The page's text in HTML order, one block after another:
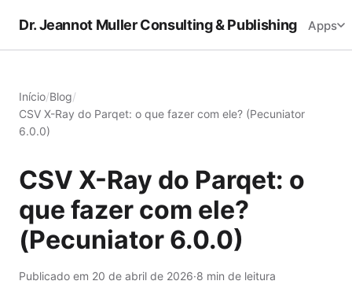
Dr. Jeannot Muller Consulting & Publishing Apps
Início/Blog/
CSV X-Ray do Parqet: o que fazer com ele? (Pecuniator
6.0.0)
CSV X-Ray do Parqet: o
que fazer com ele?
(Pecuniator 6.0.0)
Publicado em 20 de abril de 2026·8 min de leitura